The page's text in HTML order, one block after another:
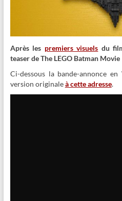
Après les premiers visuels du
teaser de The LEGO Batman Movie
Ci-dessous la bande-annonce
version originaleà cette adresse.